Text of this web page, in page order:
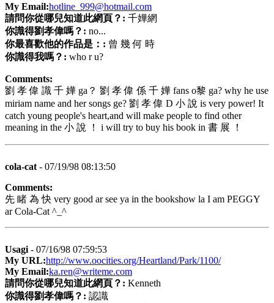
My Email:hotline_999@hotmail.com
請問你從哪兒知道此網頁？: 千嬅網
你識得劉孝偉嗎？: no...
你最喜歡他的作品是：: 曾 幾 何 時
你識得我嗎？: who r u?
Comments:
劉 孝 偉 識 千 嬅 ga？ 劉 孝 偉 係 千 嬅 fans o黎 ga? why he use
miriam name and her songs ge? 劉 孝 偉 D 小 說 is very power! It
catch young people's heart,and will make people to find other
meaning in the 小 說 ！ i will try to buy his book in 書 展 ！
cola-cat - 07/19/98 08:13:50
Comments:
先 睹 為 快 very good ar see ya in the bookshow la I am PEGGY
ar Cola-Cat ^_^
Usagi - 07/16/98 07:59:53
My URL:http://www.oocities.org/Heartland/Park/1100/
My Email:ka.ren@writeme.com
請問你從哪兒知道此網頁？: Kenneth
你識得劉孝偉嗎？: 認識